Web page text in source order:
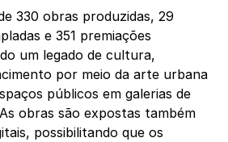
330 obras produzidas, 29
e 351 premiações
um legado de cultura,
por meio da arte urbana
públicos em galerias de
obras são expostas também
possibilitando que os